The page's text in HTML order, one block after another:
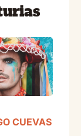
CUEVAS